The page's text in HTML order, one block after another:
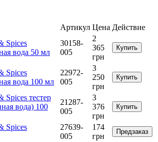
Артикул Цена Действие
Spices
вода 50 мл
30158-
005
2
365
грн
Купить
Spices
вода 100 мл
22972-
005
3
250
грн
Купить
Spices тестер
вода) 100
21287-
005
3
376
грн
Купить
Spices
27639-
005
174
грн
Предзаказ